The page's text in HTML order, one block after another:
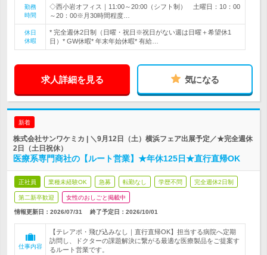
勤務
時間
◇西小岩オフィス｜11:00～20:00（シフト制） 土曜日：10：00
～20：00※月30時間程度…
休日
休暇
* 完全週休2日制（日曜・祝日※祝日がない週は日曜＋希望休1
日）* GW休暇* 年末年始休暇* 有給…
求人詳細を見る 気になる
新着
株式会社サンワケミカ | ＼9月12日（土）横浜フェア出展予定／★完全週休
2日（土日祝休）
医療系専門商社の【ルート営業】★年休125日★直行直帰OK
正社員 業種未経験OK 急募 転勤なし 学歴不問 完全週休2日制
第二新卒歓迎 女性のおしごと掲載中
情報更新日：2026/07/31 終了予定日： 2026/10/01
仕事内容
【テレアポ・飛び込みなし｜直行直帰OK】担当する病院へ定期
訪問し、ドクターの課題解決に繋がる最適な医療製品をご提案す
るルート営業です。